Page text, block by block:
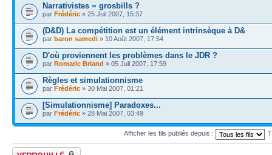
Narrativistes = grosbills ?
par Frédéric » 25 Juil 2007, 15:37
(D&D) La compétition est un élément intrinsèque à D&
par baron samedi » 10 Août 2007, 17:54
D'où proviennent les problèmes dans le JDR ?
par Romaric Briand » 05 Juil 2007, 17:59
Règles et simulationnisme
par Frédéric » 30 Mai 2007, 01:21
[Simulationnisme] Paradoxes...
par Frédéric » 28 Mai 2007, 03:49
Afficher les fils publiés depuis :
Forum verrouillé